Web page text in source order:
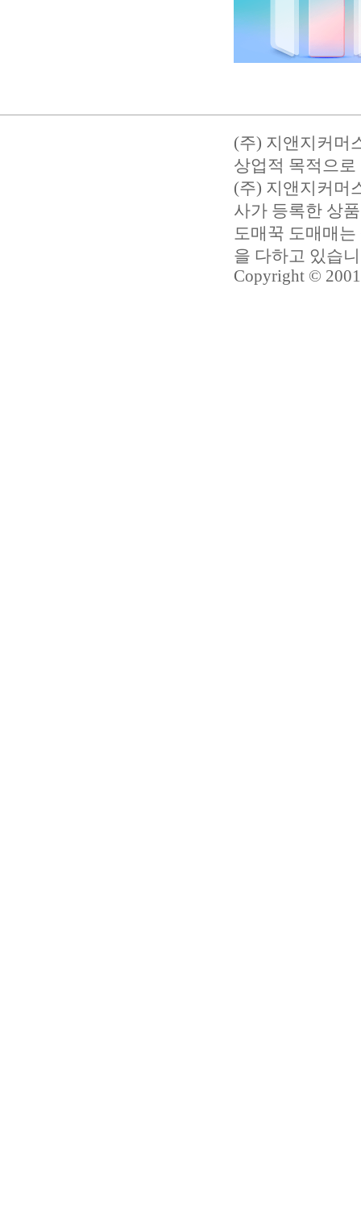
(주) 지앤지커머
상업적 목적으
(주) 지앤지커머
사가 등록한 상
도매꾹 도매매
을 다하고 있습
Copyright ©